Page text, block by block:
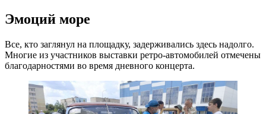
Эмоций море
Все, кто заглянул на площадку, задерживались здесь надолго.
Многие из участников выставки ретро-автомобилей отмечены
благодарностями во время дневного концерта.